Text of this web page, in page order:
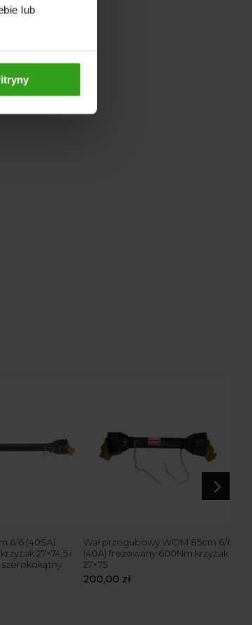
lub
6/6 (40SA)
27×74,5 i
szerokokątny
Wał przegubowy WOM 85cm 6/6
(40A) frezowany 600Nm krzyżak
27×75
200,00 zł
5